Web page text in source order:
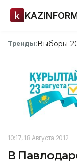
Тренды:Выборы-
10:17, 18 Августа 2012
В